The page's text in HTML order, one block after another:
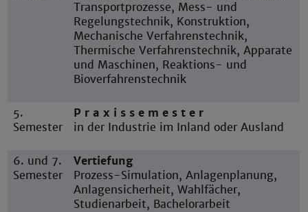
Transportprozesse, Mess- und
Regelungstechnik, Konstruktion,
Mechanische Verfahrenstechnik,
Thermische Verfahrenstechnik, Apparate
und Maschinen, Reaktions- und
Bioverfahrenstechnik
5.
Semester
P r a x i s s e m e s t e r
in der Industrie im Inland oder Ausland
6. und 7.
Semester
Vertiefung
Prozess-Simulation, Anlagenplanung,
Anlagensicherheit, Wahlfächer,
Studienarbeit, Bachelorarbeit